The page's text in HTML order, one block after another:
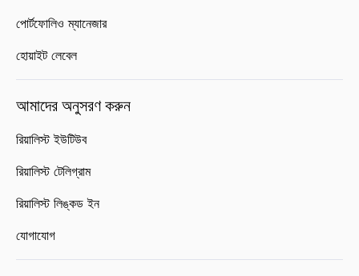
পোর্টফোলিও ম্যানেজার
হোয়াইট লেবেল
আমাদের অনুসরণ করুন
রিয়ালিস্ট ইউটিউব
রিয়ালিস্ট টেলিগ্রাম
রিয়ালিস্ট লিঙ্কড ইন
যোগাযোগ